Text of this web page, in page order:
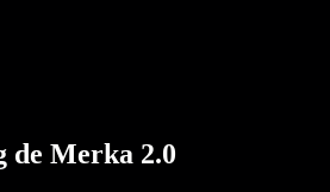
de Merka 2.0